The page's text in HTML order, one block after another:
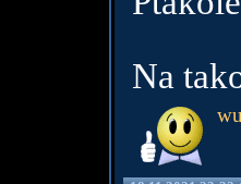
Na